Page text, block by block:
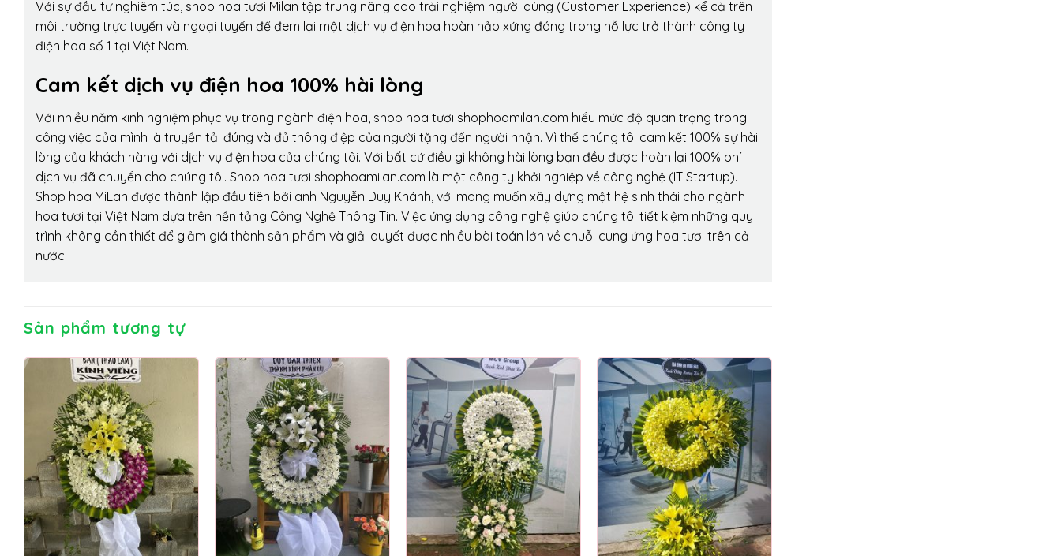
Với sự đầu tư nghiêm túc, shop hoa tươi Milan tập trung nâng cao trải nghiệm người dùng (Customer Experience) kể cả trên
môi trường trực tuyến và ngoại tuyến để đem lại một dịch vụ điện hoa hoàn hảo xứng đáng trong nỗ lực trở thành công ty
điện hoa số 1 tại Việt Nam.
Cam kết dịch vụ điện hoa 100% hài lòng
Với nhiều năm kinh nghiệm phục vụ trong ngành điện hoa, shop hoa tươi shophoamilan.com hiểu mức độ quan trọng trong
công việc của mình là truyền tải đúng và đủ thông điệp của người tặng đến người nhận. Vì thế chúng tôi cam kết 100% sự hài
lòng của khách hàng với dịch vụ điện hoa của chúng tôi. Với bất cứ điều gì không hài lòng bạn đều được hoàn lại 100% phí
dịch vụ đã chuyển cho chúng tôi. Shop hoa tươi shophoamilan.com là một công ty khởi nghiệp về công nghệ (IT Startup).
Shop hoa MiLan được thành lập đầu tiên bởi anh Nguyễn Duy Khánh, với mong muốn xây dựng một hệ sinh thái cho ngành
hoa tươi tại Việt Nam dựa trên nền tảng Công Nghệ Thông Tin. Việc ứng dụng công nghệ giúp chúng tôi tiết kiệm những quy
trình không cần thiết để giảm giá thành sản phẩm và giải quyết được nhiều bài toán lớn về chuỗi cung ứng hoa tươi trên cả
nước.
Sản phẩm tương tự